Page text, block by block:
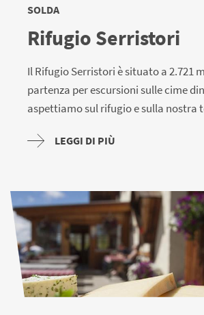
SOLDA
Rifugio Serristori
Il Rifugio Serristori è situato a 2.721
partenza per escursioni sulle cime
aspettiamo sul rifugio e sulla nostra
LEGGI DI PIÙ